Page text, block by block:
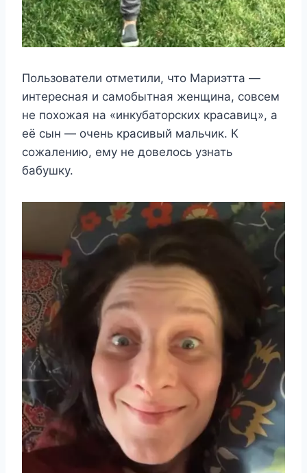
Пользователи отметили, что Мариэтта —
интересная и самобытная женщина, совсем
не похожая на «инкубаторских красавиц», а
её сын — очень красивый мальчик. К
сожалению, ему не довелось узнать
бабушку.